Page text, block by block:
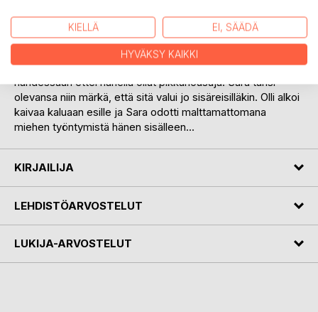
sormiensa väliin. Sara voihkaisi tuntiessaan säkenöinnin joka
kulki koko kehon lävitse, ja huomasi olevansa todella märkä.
Pian Olli painoi hänet pöytää vasten nostaen hameen
helman ylös. Sara kuuli kuinka mies huokaisi kiimaisena
nähdessään ettei hänellä ollut pikkuhousuja. Sara tunsi
olevansa niin märkä, että sitä valui jo sisäreisilläkin. Olli alkoi
kaivaa kaluaan esille ja Sara odotti malttamattomana
miehen työntymistä hänen sisälleen...
KIRJAILIJA
LEHDISTÖARVOSTELUT
LUKIJA-ARVOSTELUT
KIELLÄ EI, SÄÄDÄ
HYVÄKSY KAIKKI